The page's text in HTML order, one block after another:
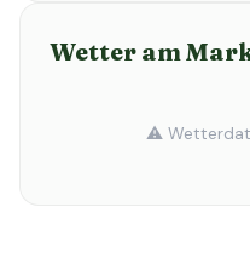
Wetter am
⚠️